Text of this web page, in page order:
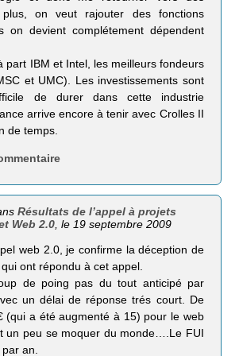
on veut rajouter des fonctions
on devient complétement dépendent
part IBM et Intel, les meilleurs fondeurs
et UMC). Les investissements sont
de durer dans cette industrie
arrive encore à tenir avec Crolles II
de temps.
Résultats de l’appel à projets
Web 2.0 , le 19 septembre 2009
web 2.0, je confirme la déception de
ont répondu à cet appel.
de poing pas du tout anticipé par
un délai de réponse trés court. De
(qui a été augmenté à 15) pour le web
un peu se moquer du monde….Le FUI
an.